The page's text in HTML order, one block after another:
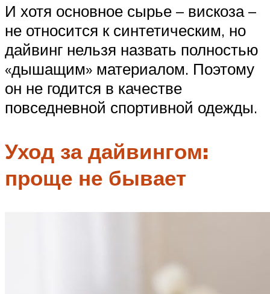
И хотя основное сырье – вискоза –
не относится к синтетическим, но
дайвинг нельзя назвать полностью
«дышащим» материалом. Поэтому
он не годится в качестве
повседневной спортивной одежды.
Уход за дайвингом:
проще не бывает